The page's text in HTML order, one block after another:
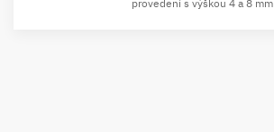
provedení s výškou 4 a 8 mm